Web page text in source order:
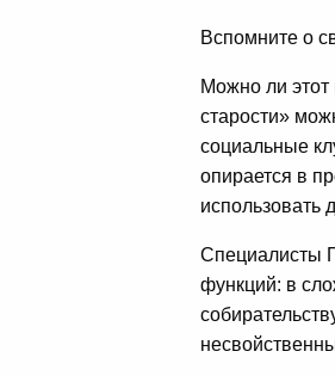
Вспомните о
Можно ли этот
старости»
социальные
опирается в
использовать
Специалисты
функций: в